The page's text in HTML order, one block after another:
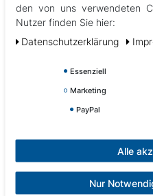
Whirlpool-Ratgeber
Infos über uns für Sie zum
Wasserprobleme und
Whirlpool-Technik Tipps &
Neueste Beiträge
Wasserpflege
den von uns verwendeten
Nutzer finden Sie hier:
Daten­schutz­erklärung
Essenziell
Marketing
PayPal
Alle
Nur